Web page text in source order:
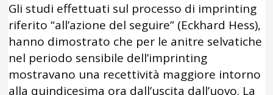
Gli studi effettuati sul processo di imprinting
riferito “all’azione del seguire” (Eckhard Hess),
hanno dimostrato che per le anitre selvatiche
nel periodo sensibile dell’imprinting
mostravano una recettività maggiore intorno
alla quindicesima ora dall’uscita dall’uovo. La